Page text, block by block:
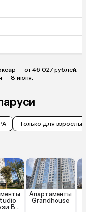
— —
— —
— —
— от 46 027 рублей,
— 8 июня.
Только для взрослых
В
Апартаменты
Grandhouse